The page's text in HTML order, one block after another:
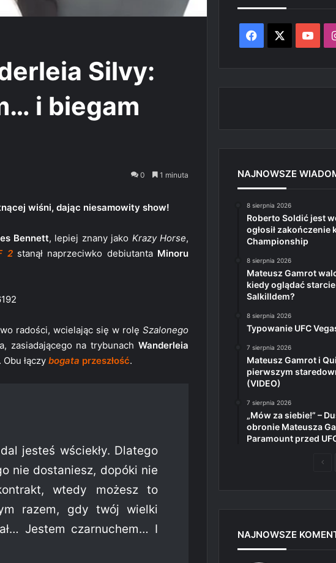
Silvy:
i biegam
0 1 minuta
wiśni, dając niesamowity show!
Bennett, lepiej znany jako Krazy Horse,
2stanął naprzeciwko debiutanta Minoru
radości, wcielając się w rolęSzalonego
zasiadającego na trybunach Wanderleia
łączy bogata przeszłość.
jesteś wściekły. Dlatego
nie dostaniesz, dopóki nie
wtedy możesz to
razem, gdy twój wielki
Jestem czarnuchem… I
Facebook
NAJNOWSZE
8 sierpnia 2026
Roberto Soldić jest
ogłosił zakończenie
Championship
8 sierpnia 2026
Mateusz Gamrot
kiedy oglądać
Salkilldem?
8 sierpnia 2026
Typowanie UFC
7 sierpnia 2026
Mateusz Gamrot i
pierwszym
(VIDEO)
7 sierpnia 2026
„Mów za siebie!” –
obronie Mateusza
Paramount przed
NAJNOWSZE